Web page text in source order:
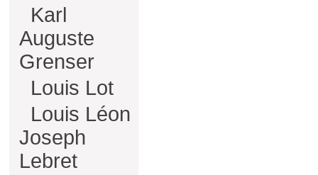
Karl
Auguste
Grenser
Louis Lot
Louis Léon
Joseph
Lebret